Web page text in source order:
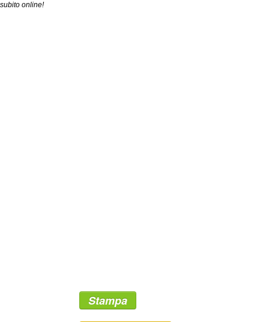
subito online!
Stampa